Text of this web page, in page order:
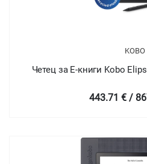
KOBO
Четец за Е-книги Kobo
443.71 € /